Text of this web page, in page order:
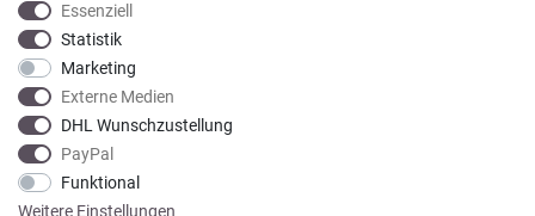
922 Bewertungen
Essenziell
Statistik
Marketing
Externe Medien
DHL Wunschzustellung
PayPal
Funktional
Weitere Einstellungen